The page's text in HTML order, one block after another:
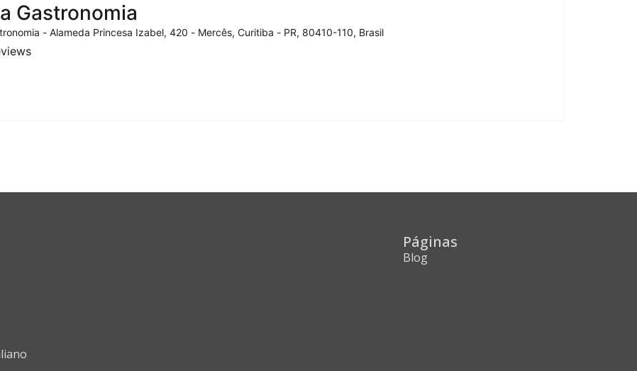
Gastronomia
- Alameda Princesa Izabel, 420 - Mercês, Curitiba - PR, 80410-110, Brasil
Páginas
Blog